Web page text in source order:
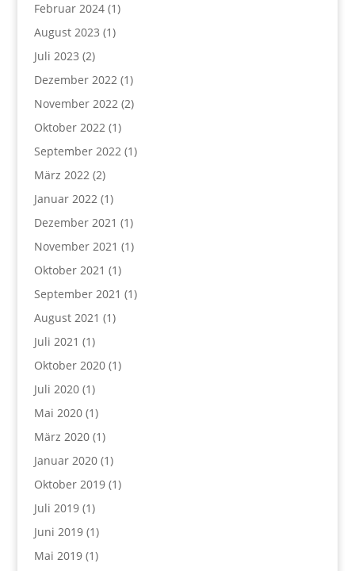
Februar 2024(1)
August 2023 (1)
Juli 2023 (2)
Dezember 2022(1)
November 2022(2)
Oktober 2022(1)
September 2022(1)
März 2022(2)
Januar 2022(1)
Dezember 2021 (1)
November 2021 (1)
Oktober 2021 (1)
September 2021 (1)
August 2021 (1)
Juli 2021 (1)
Oktober 2020(1)
Juli 2020(1)
Mai 2020(1)
März 2020(1)
Januar 2020(1)
Oktober 2019(1)
Juli 2019(1)
Juni 2019(1)
Mai 2019(1)